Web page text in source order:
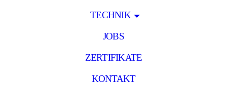
TECHNIK
JOBS
ZERTIFIKATE
KONTAKT